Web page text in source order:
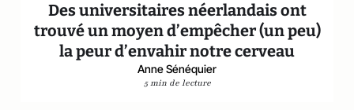
Des universitaires néerlandais ont
trouvé un moyen d’empêcher (un peu)
la peur d’envahir notre cerveau
Anne Sénéquier
5 min de lecture